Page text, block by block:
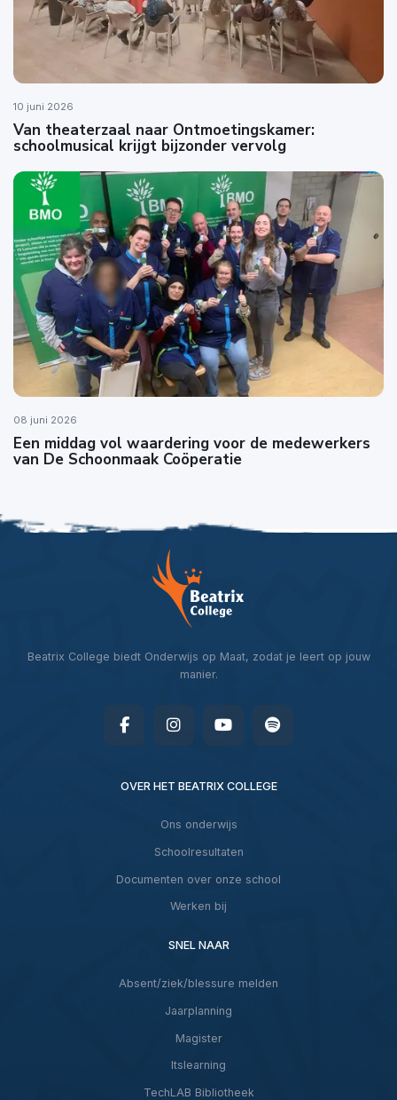
10 juni 2026
Van theaterzaal naar Ontmoetingskamer:
schoolmusical krijgt bijzonder vervolg
08 juni 2026
Een middag vol waardering voor de medewerkers
van De Schoonmaak Coöperatie
Beatrix College biedt Onderwijs op Maat, zodat je leert op jouw
manier.
OVER HET BEATRIX COLLEGE
Ons onderwijs
Schoolresultaten
Documenten over onze school
Werken bij
SNEL NAAR
Absent/ziek/blessure melden
Jaarplanning
Magister
Itslearning
TechLAB Bibliotheek